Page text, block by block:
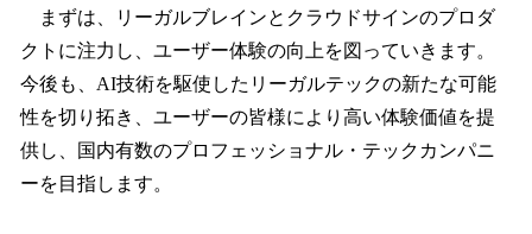
まずは、リーガルブレインとクラウドサインのプロダ
クトに注力し、ユーザー体験の向上を図っていきます。
今後も、AI技術を駆使したリーガルテックの新たな可能
性を切り拓き、ユーザーの皆様により高い体験価値を提
供し、国内有数のプロフェッショナル・テックカンパニ
ーを目指します。